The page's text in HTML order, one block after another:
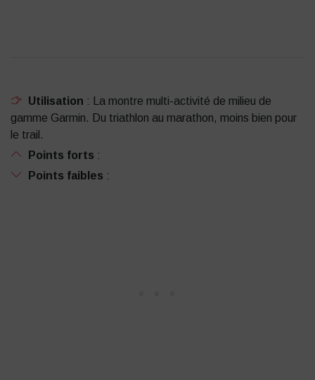
Utilisation : La montre multi-activité de milieu de
gamme Garmin. Du triathlon au marathon, moins bien pour
le trail.
Points forts :
Points faibles :